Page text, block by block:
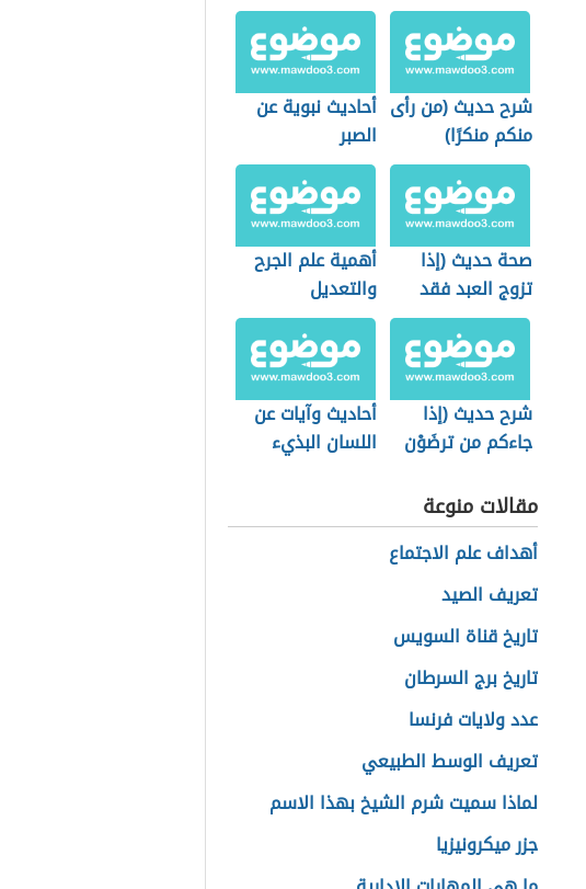
شرح حديث (من رأى
منكم منكرًا)
أحاديث نبوية عن
الصبر
صحة حديث (إذا
تزوج العبد فقد
استكمل نصف
الدين)
أهمية علم الجرح
والتعديل
شرح حديث (إذا
جاءكم من ترضَوْن
أحاديث وآيات عن
اللسان البذيء
مقالات منوعة
أهداف علم الاجتماع
تعريف الصيد
تاريخ قناة السويس
تاريخ برج السرطان
عدد ولايات فرنسا
تعريف الوسط الطبيعي
لماذا سميت شرم الشيخ بهذا الاسم
جزر ميكرونيزيا